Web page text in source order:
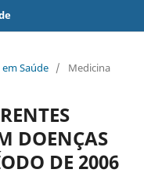
Saúde / Medicina
DOENÇAS
DE 2006